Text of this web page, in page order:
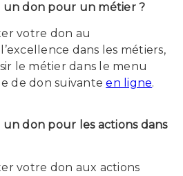
un don pour un métier ?
votre don au
dans les métiers,
le métier dans le menu
de don suivanteen ligne.
don pour les actions dans
votre don aux actions